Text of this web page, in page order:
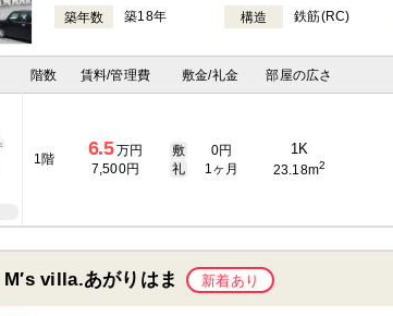
築年数 築18年 構造 鉄筋(RC)
階数 賃料/管理費 敷金/礼金 部屋の広さ
1階 6.5万円
7,500円
敷
0円
礼
1ヶ月
1K
23.18m2
M′s villa.あがりはま 新着あり